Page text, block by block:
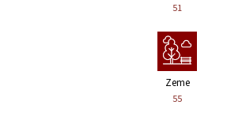
51
Zeme
55